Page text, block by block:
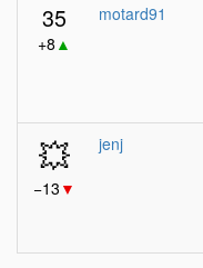
35
+8 ▲
motard91
💥
−13 ▼
jenj